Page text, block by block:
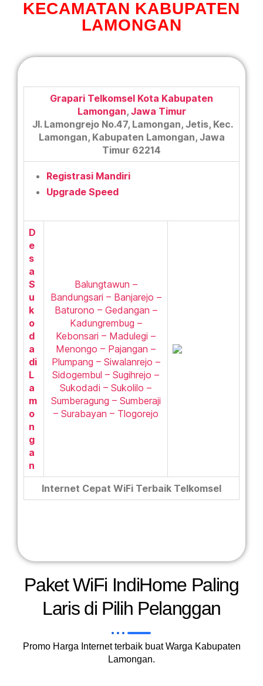
KECAMATAN KABUPATEN
LAMONGAN
Grapari Telkomsel Kota Kabupaten
Lamongan, Jawa Timur
Jl. Lamongrejo No.47, Lamongan, Jetis, Kec.
Lamongan, Kabupaten Lamongan, Jawa
Timur 62214
Registrasi Mandiri
Upgrade Speed
D
e
s
a
S
u
k
o
d
a
di
L
a
m
o
n
g
a
n
Balungtawun –
Bandungsari – Banjarejo –
Baturono – Gedangan –
Kadungrembug –
Kebonsari – Madulegi –
Menongo – Pajangan –
Plumpang – Siwalanrejo –
Sidogembul – Sugihrejo –
Sukodadi – Sukolilo –
Sumberagung – Sumberaji
– Surabayan – Tlogorejo
Internet Cepat WiFi Terbaik Telkomsel
Paket WiFi IndiHome Paling
Laris di Pilih Pelanggan
Promo Harga Internet terbaik buat Warga Kabupaten
Lamongan.